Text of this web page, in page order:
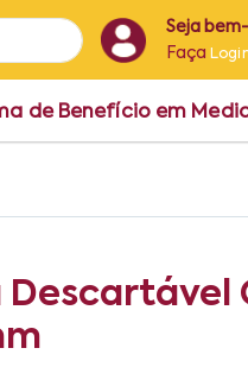
Seja
Faça
de Benefício em
Descartável